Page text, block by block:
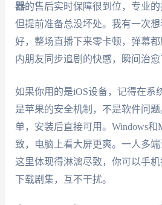
器的售后实时保障很到位，专业的
但提前准备总没坏处。我有一次
好，整场直播下来零卡顿，弹幕
内朋友同步追剧的快感，瞬间治愈
如果你用的是iOS设备，记得在系
是苹果的安全机制，不是软件问
单，安装后直接可用。Windows和
致，电脑上看大屏更爽。一人多
这里体现得淋漓尽致，你可以手
下载剧集，互不干扰。